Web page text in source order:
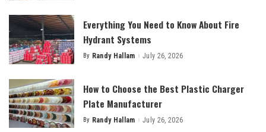
Everything You Need to Know About Fire
Hydrant Systems
Posted
By Randy Hallam July 26, 2026
How to Choose the Best Plastic Charger
Plate Manufacturer
Posted
By Randy Hallam July 26, 2026